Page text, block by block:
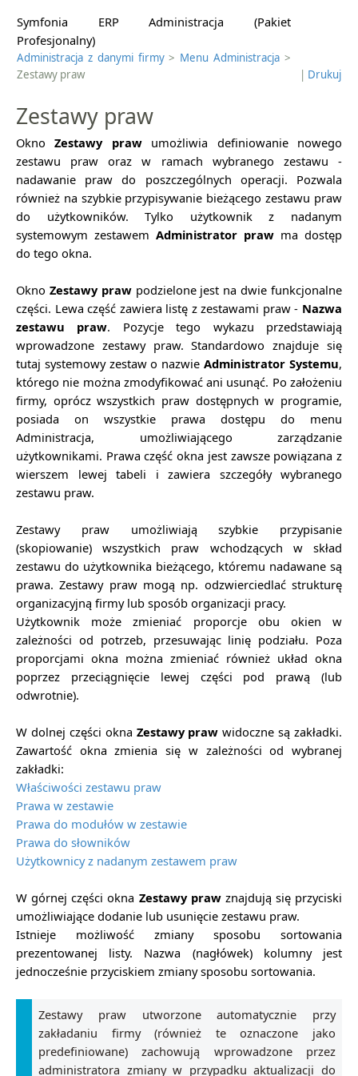
Symfonia ERP Administracja (Pakiet
Profesjonalny)
Administracja z danymi firmy> Menu Administracja >
Zestawy praw
| Drukuj
Zestawy praw
OknoZestawy prawumożliwia definiowanie nowego
zestawu praw oraz w ramach wybranego zestawu -
nadawanie praw do poszczególnych operacji. Pozwala
również na szybkie przypisywanie bieżącego zestawu praw
do użytkowników. Tylko użytkownik z nadanym
systemowym zestawem Administrator praw ma dostęp
do tego okna.
Okno Zestawy prawpodzielone jest na dwie funkcjonalne
części. Lewa część zawiera listę z zestawami praw - Nazwa
zestawu praw. Pozycje tego wykazu przedstawiają
wprowadzone zestawy praw. Standardowo znajduje się
tutaj systemowy zestaw o nazwieAdministrator Systemu,
którego nie można zmodyfikować ani usunąć. Po założeniu
firmy, oprócz wszystkich praw dostępnych w programie,
posiada on wszystkie prawa dostępu do menu
Administracja, umożliwiającego zarządzanie
użytkownikami. Prawa część okna jest zawsze powiązana z
wierszem lewej tabeli i zawiera szczegóły wybranego
zestawu praw.
Zestawy praw umożliwiają szybkie przypisanie
(skopiowanie) wszystkich praw wchodzących w skład
zestawu do użytkownika bieżącego, któremu nadawane są
prawa. Zestawy praw mogą np. odzwierciedlać strukturę
organizacyjną firmy lub sposób organizacji pracy.
Użytkownik może zmieniać proporcje obu okien w
zależności od potrzeb, przesuwając linię podziału. Poza
proporcjami okna można zmieniać również układ okna
poprzez przeciągnięcie lewej części pod prawą (lub
odwrotnie).
W dolnej części okna Zestawy praw widoczne są zakładki.
Zawartość okna zmienia się w zależności od wybranej
zakładki:
Właściwości zestawu praw
Prawa w zestawie
Prawa do modułów w zestawie
Prawa do słowników
Użytkownicy z nadanym zestawem praw
W górnej części okna Zestawy prawznajdują się przyciski
umożliwiające dodanie lub usunięcie zestawu praw.
Istnieje możliwość zmiany sposobu sortowania
prezentowanej listy. Nazwa (nagłówek) kolumny jest
jednocześnie przyciskiem zmiany sposobu sortowania.
Zestawy praw utworzone automatycznie przy
zakładaniu firmy (również te oznaczone jako
predefiniowane) zachowują wprowadzone przez
administratora zmiany w przypadku aktualizacji do